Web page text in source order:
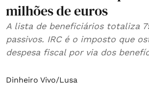
milhões de euros
A lista de beneficiários totaliza
passivos. IRC é o imposto que
despesa fiscal por via dos
Dinheiro Vivo/Lusa